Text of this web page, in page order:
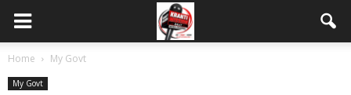
Home My Govt
My Govt